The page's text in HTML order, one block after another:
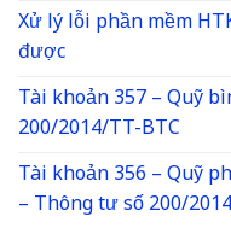
Xử lý lỗi phần mềm
được
Tài khoản 357 – Quỹ
200/2014/TT-BTC
Tài khoản 356 – Quỹ
– Thông tư số 200/